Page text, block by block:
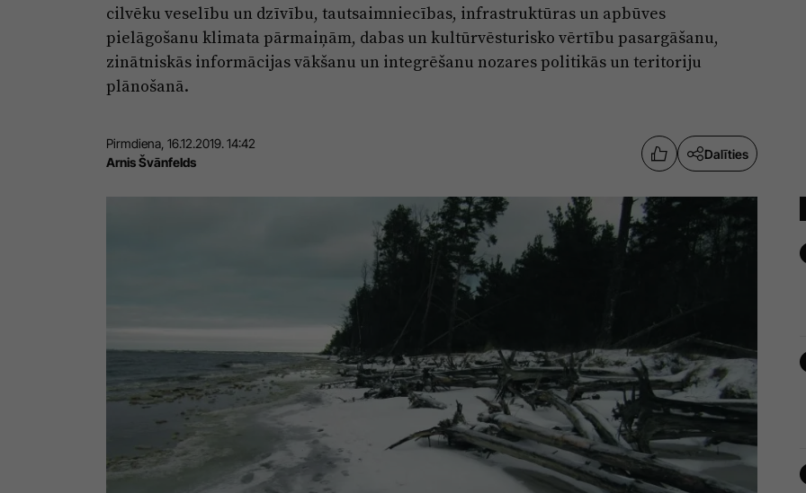
cilvēku veselību un dzīvību, tautsaimniecības, infrastruktūras un apbūves
pielāgošanu klimata pārmaiņām, dabas un kultūrvēsturisko vērtību pasargāšanu,
zinātniskās informācijas vākšanu un integrēšanu nozares politikās un teritoriju
plānošanā.
Pirmdiena, 16.12.2019. 14:42
Arnis Švānfelds
Dalīties